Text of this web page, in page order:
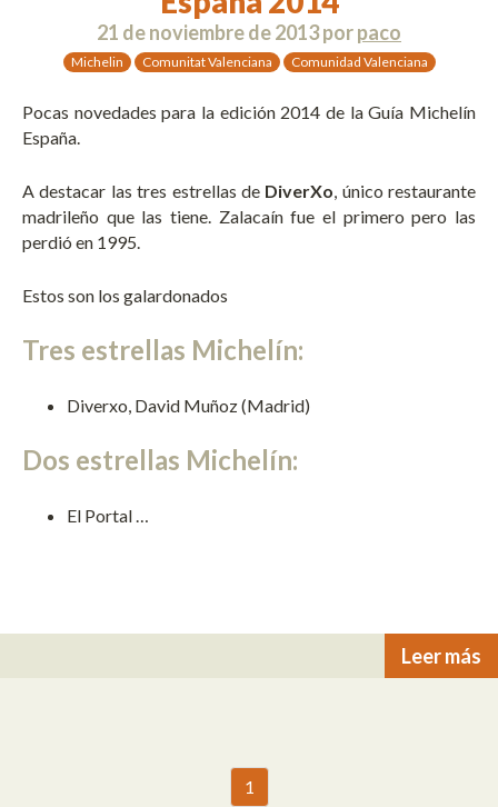
21 de noviembre de 2013porpaco
Michelin Comunitat Valenciana Comunidad Valenciana
Pocas novedades para la edición 2014 de la Guía Michelín
España.
A destacar las tres estrellas de DiverXo, único restaurante
madrileño que las tiene. Zalacaín fue el primero pero las
perdió en 1995.
Estos son los galardonados
Tres estrellas Michelín:
Diverxo, David Muñoz (Madrid)
Dos estrellas Michelín:
El Portal …
Leer más
1